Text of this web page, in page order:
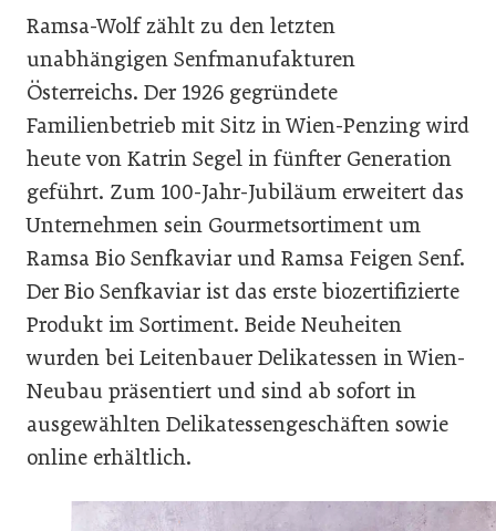
Ramsa-Wolf zählt zu den letzten
unabhängigen Senfmanufakturen
Österreichs. Der 1926 gegründete
Familienbetrieb mit Sitz in Wien-Penzing wird
heute von Katrin Segel in fünfter Generation
geführt. Zum 100-Jahr-Jubiläum erweitert das
Unternehmen sein Gourmetsortiment um
Ramsa Bio Senfkaviar und Ramsa Feigen Senf.
Der Bio Senfkaviar ist das erste biozertifizierte
Produkt im Sortiment. Beide Neuheiten
wurden bei Leitenbauer Delikatessen in Wien-
Neubau präsentiert und sind ab sofort in
ausgewählten Delikatessengeschäften sowie
online erhältlich.